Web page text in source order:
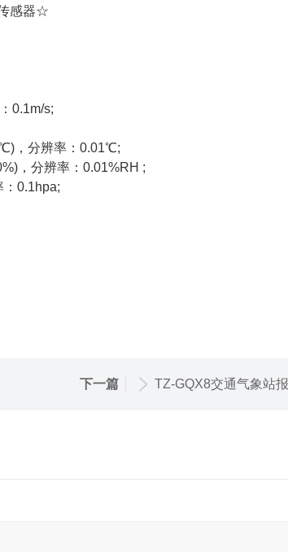
感器☆
0.1m/s;
，分辨率：0.01℃;
，分辨率：0.01%RH ;
0.1hpa;
下一篇 TZ-GQX8交通气象站